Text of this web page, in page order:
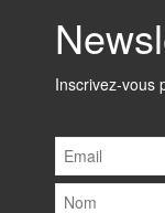
Inscrivez-vous